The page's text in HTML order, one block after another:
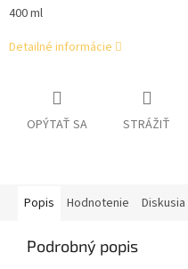
400 ml
Detailné informácie
OPÝTAŤ SA STRÁŽIŤ
Popis Hodnotenie Diskusia
Podrobný popis